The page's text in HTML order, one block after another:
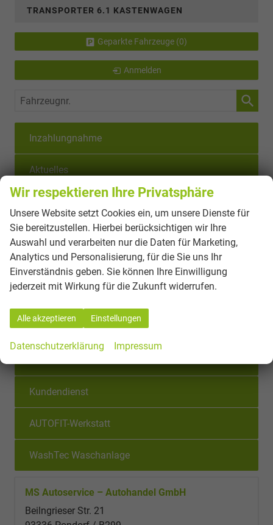
TRANSPORTER 6.1 KASTENWAGEN
Geparkte Fahrzeuge (0)
Anmelden
Fahrzeugnr.
Inzahlungnahme
Aktuelles
Finanzierung & Leasing
Jobangebot
Ersatzteile & Zubehör
HU und AU
Kundendienst
AUTOFIT-Werkstatt
WashTec Waschanlage
MS Autoservice – Autohandel GmbH
Beilngrieser Str. 21
Wir respektieren Ihre Privatsphäre
Unsere Website setzt Cookies ein, um unsere Dienste für
Sie bereitzustellen. Hierbei berücksichtigen wir Ihre
Auswahl und verarbeiten nur die Daten für Marketing,
Analytics und Personalisierung, für die Sie uns Ihr
Einverständnis geben. Sie können Ihre Einwilligung
jederzeit mit Wirkung für die Zukunft widerrufen.
Alle akzeptieren Einstellungen
Datenschutzerklärung Impressum